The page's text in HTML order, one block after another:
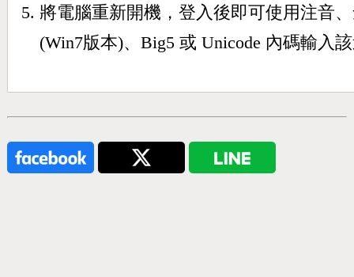
將電腦重新開機，登入後即可使用注音
(Win7版本)、Big5 或 Unicode 內碼輸入